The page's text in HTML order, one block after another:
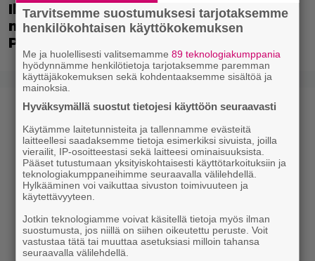
Illalla tv:ssä: Poliisiopiston jatko-osa
missasi tulevan tähtinäyttelijän – Bill
Paxton valitsi scifi-klassikon
Tarvitsemme suostumuksesi tarjotaksemme
henkilökohtaisen käyttökokemuksen
Me ja huolellisesti valitsemamme89 teknologiakumppania
hyödynnämme henkilötietoja tarjotaksemme paremman
käyttäjäkokemuksen sekä kohdentaaksemme sisältöä ja
mainoksia.
Hyväksymällä suostut tietojesi käyttöön seuraavasti
Käytämme laitetunnisteita ja tallennamme evästeitä
laitteellesi saadaksemme tietoja esimerkiksi sivuista, joilla
vierailit, IP-osoitteestasi sekä laitteesi ominaisuuksista.
Pääset tutustumaan yksityiskohtaisesti käyttötarkoituksiin ja
teknologiakumppaneihimme seuraavalla välilehdellä.
Hylkääminen voi vaikuttaa sivuston toimivuuteen ja
käytettävyyteen.
Jotkin teknologiamme voivat käsitellä tietoja myös ilman
suostumusta, jos niillä on siihen oikeutettu peruste. Voit
vastustaa tätä tai muuttaa asetuksiasi milloin tahansa
seuraavalla välilehdellä.